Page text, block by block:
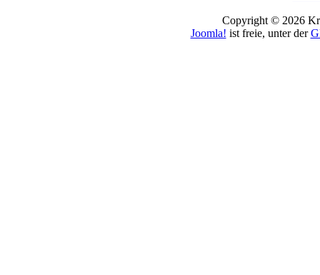
Copyright © 2026
Joomla! ist freie, unter der